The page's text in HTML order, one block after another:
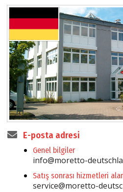
E-posta adresi
Genel bilgiler
info@moretto-
Satış sonrası hizmetleri
service@moretto-